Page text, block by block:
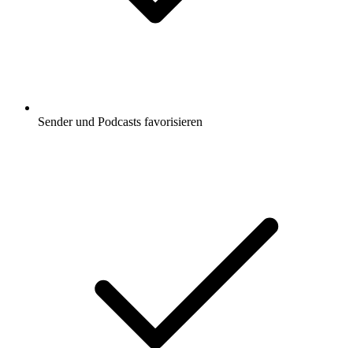
Sender und Podcasts favorisieren